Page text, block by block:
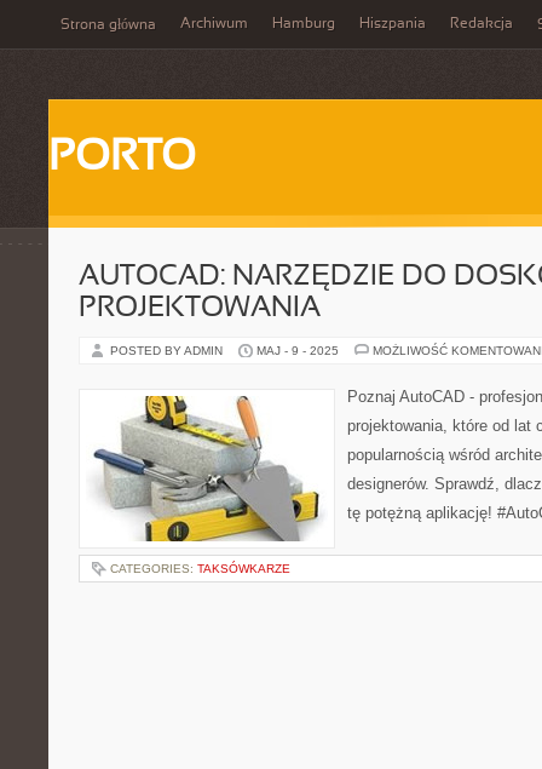
Strona główna Archiwum Hamburg Hiszpania Redakcja
PORTO
AUTOCAD: NARZĘDZIE DO
PROJEKTOWANIA
POSTED BY ADMIN MAJ - 9 - 2025 MOŻLIWOŚĆ
Poznaj AutoCAD -
projektowania, które od lat
popularnością wśród
designerów. Sprawdź,
tę potężną aplikację!
CATEGORIES: TAKSÓWKARZE